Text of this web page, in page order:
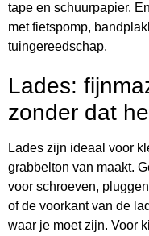
tape en schuurpapier.
met fietspomp,
tuingereedschap.
Lades:
zonder dat
Lades zijn ideaal voor
grabbelton van maakt.
voor schroeven,
of de voorkant van de
waar je moet zijn. Voor